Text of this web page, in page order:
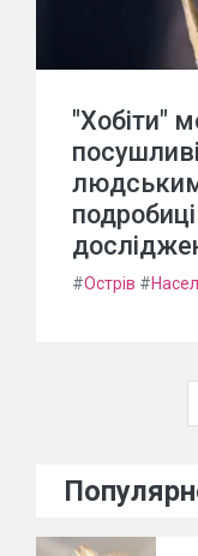
"Хобіти"
#Острів #